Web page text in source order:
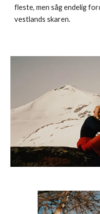
fleste, men såg endelig
vestlands skaren.